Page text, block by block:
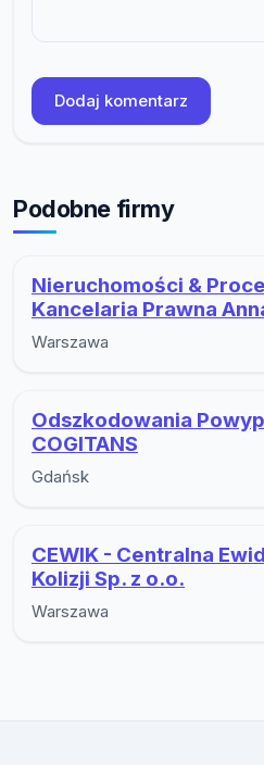
Dodaj komentarz
Podobne firmy
Nieruchomości &
Kancelaria Prawna
Warszawa
Odszkodowania
COGITANS
Gdańsk
CEWIK - Centralna
Kolizji Sp. z o.o.
Warszawa